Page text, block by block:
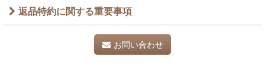
返品特約に関する重要事項
お問い合わせ